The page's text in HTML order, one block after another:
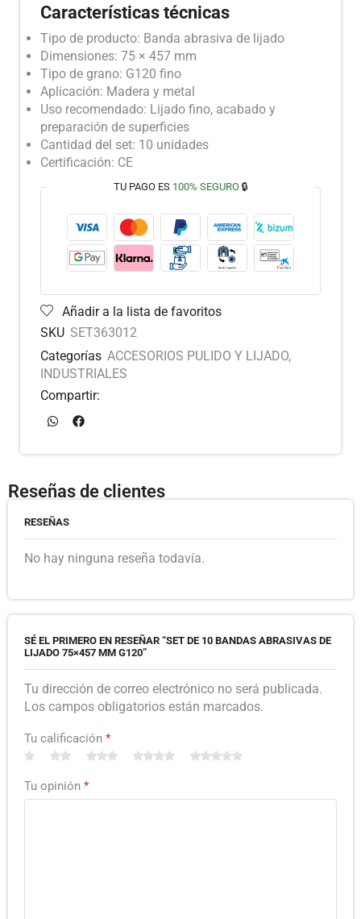
Características técnicas
Tipo de producto: Banda abrasiva de lijado
Dimensiones: 75 × 457 mm
Tipo de grano: G120 fino
Aplicación: Madera y metal
Uso recomendado: Lijado fino, acabado y
preparación de superficies
Cantidad del set: 10 unidades
Certificación: CE
TU PAGO ES 100% SEGURO🔒
Añadir a la lista de favoritos
SKU SET363012
Categorías ACCESORIOS PULIDO Y LIJADO,
INDUSTRIALES
Compartir:
Reseñas de clientes
RESEÑAS
No hay ninguna reseña todavía.
SÉ EL PRIMERO EN RESEÑAR “SET DE 10 BANDAS ABRASIVAS DE
LIJADO 75×457 MM G120”
Tu dirección de correo electrónico no será publicada.
Los campos obligatorios están marcados.
Tu calificación *
Tu opinión *